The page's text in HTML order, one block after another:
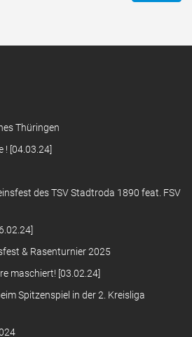
Thüringen
! [04.03.24]
des TSV Stadtroda 1890 feat. FSV
& Rasenturnier 2025
maschiert! [03.02.24]
Spitzenspiel in der 2. Kreisliga